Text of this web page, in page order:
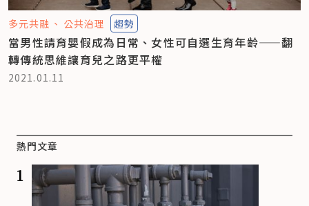
多元共融 公共治理 趨勢
當男性請育嬰假成為日常、女性可自選生育年齡——翻
轉傳統思維讓育兒之路更平權
2021.01.11
熱門文章
1